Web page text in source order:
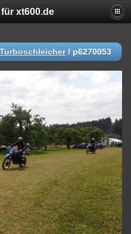
für xt600.de
Turboschleicher/ p6270053